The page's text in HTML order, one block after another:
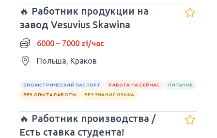
🔥 Работник продукции на
завод Vesuvius Skawina
6000 – 7000 zł/час
Польша, Краков
БИОМЕТРИЧЕСКИЙ ПАСПОРТ РАБОТА НА СЕЙЧАС
ПИТАНИЕ
БЕЗ ОПЫТА РАБОТЫ
БЕЗ ЗНАНИЯ ЯЗЫКА
🔥 Работник производства /
Есть ставка студента!